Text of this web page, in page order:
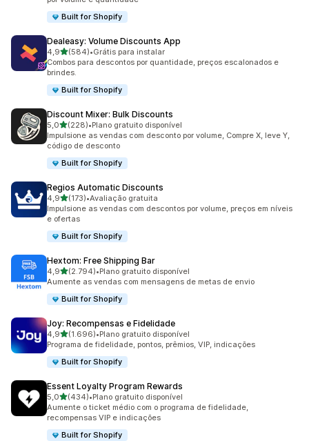
Built for Shopify
Dealeasy: Volume Discounts App
4,9de 5 estrelas
(584)
584 avaliações ao todo
•Grátis para instalar
Combos para descontos por quantidade, preços escalonados e
brindes.
Built for Shopify
Discount Mixer: Bulk Discounts
5,0de 5 estrelas
(228)
228 avaliações ao todo
•Plano gratuito disponível
Impulsione as vendas com desconto por volume, Compre X, leve Y,
código de desconto
Built for Shopify
Regios Automatic Discounts
4,9de 5 estrelas
(173)
173 avaliações ao todo
•Avaliação gratuita
Impulsione as vendas com descontos por volume, preços em níveis
e ofertas
Built for Shopify
Hextom: Free Shipping Bar
4,9de 5 estrelas
(2.794)
2794 avaliações ao todo
•Plano gratuito disponível
Aumente as vendas com mensagens de metas de envio
Built for Shopify
Joy: Recompensas e Fidelidade
4,9de 5 estrelas
(1.696)
1696 avaliações ao todo
•Plano gratuito disponível
Programa de fidelidade, pontos, prêmios, VIP, indicações
Built for Shopify
Essent Loyalty Program Rewards
5,0de 5 estrelas
(434)
434 avaliações ao todo
•Plano gratuito disponível
Aumente o ticket médio com o programa de fidelidade,
recompensas VIP e indicações
Built for Shopify